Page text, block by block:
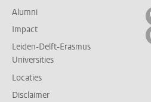
Alumni
Impact
Leiden-Delft-Erasmus
Universities
Locaties
Disclaimer